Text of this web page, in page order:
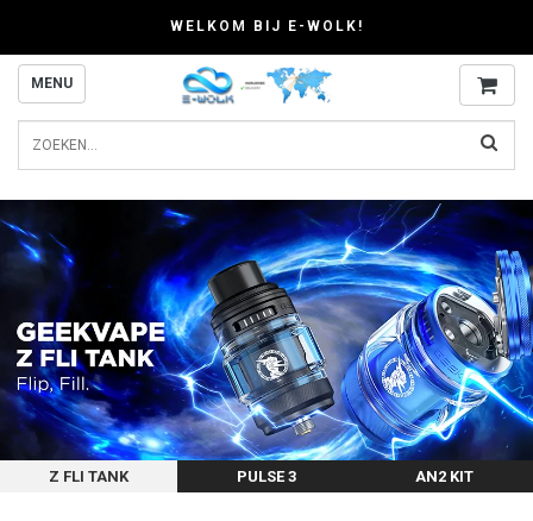
WELKOM BIJ E-WOLK!
MENU
Z FLI TANK PULSE 3 AN2 KIT